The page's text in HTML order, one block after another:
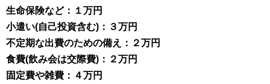
生命保険など：１万円
小遣い(自己投資含む)：３万円
不定期な出費のための備え：２万円
食費(飲み会は交際費)：２万円
固定費や雑費：４万円